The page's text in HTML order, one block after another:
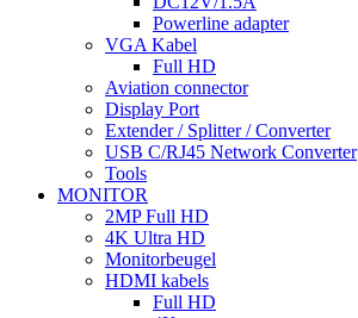
Powerline adapter
VGA Kabel
Full HD
Aviation connector
Display Port
Extender / Splitter / Converter
USB C/RJ45 Network Converter
Tools
MONITOR
2MP Full HD
4K Ultra HD
Monitorbeugel
HDMI kabels
Full HD